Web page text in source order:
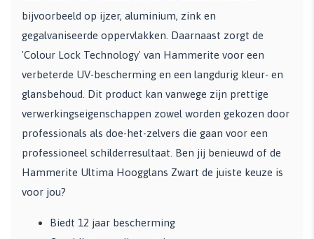
bijvoorbeeld op ijzer, aluminium, zink en
gegalvaniseerde oppervlakken. Daarnaast zorgt de
'Colour Lock Technology' van Hammerite voor een
verbeterde UV-bescherming en een langdurig kleur- en
glansbehoud. Dit product kan vanwege zijn prettige
verwerkingseigenschappen zowel worden gekozen door
professionals als doe-het-zelvers die gaan voor een
professioneel schilderresultaat. Ben jij benieuwd of de
Hammerite Ultima Hoogglans Zwart de juiste keuze is
voor jou?
Biedt 12 jaar bescherming